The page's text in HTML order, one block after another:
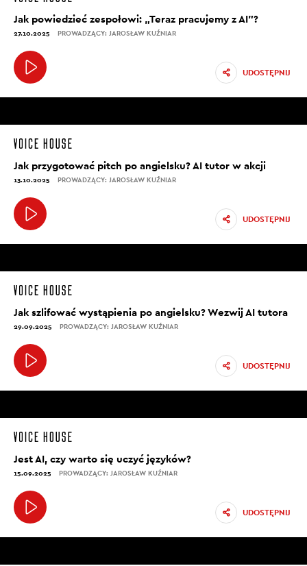
Jak powiedzieć zespołowi: „Teraz pracujemy z AI”?
27.10.2025 PROWADZĄCY: JAROSŁAW KUŹNIAR
UDOSTĘPNIJ
Jak przygotować pitch po angielsku? AI tutor w akcji
13.10.2025 PROWADZĄCY: JAROSŁAW KUŹNIAR
UDOSTĘPNIJ
Jak szlifować wystąpienia po angielsku? Wezwij AI tutora
29.09.2025 PROWADZĄCY: JAROSŁAW KUŹNIAR
UDOSTĘPNIJ
Jest AI, czy warto się uczyć języków?
15.09.2025 PROWADZĄCY: JAROSŁAW KUŹNIAR
UDOSTĘPNIJ